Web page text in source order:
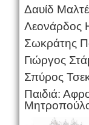
Δαυίδ
Λεονάρδος
Σπύρος
Παιδιά: